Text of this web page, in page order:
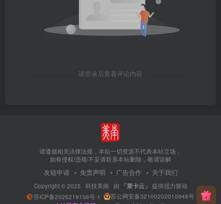
请登录后查看评论内容
请遵循相关法律法规，本站一切资源不代表本站立场，
如有侵权/违规/不妥请联系本站删除，敬请谅解
友链申请 免责声明 广告合作 关于我们
Copyright © 2025 · 科技美南 · 由 「莱卡云」 提供强力驱动
苏ICP备2025219156号-1
苏公网安备32100202010948号